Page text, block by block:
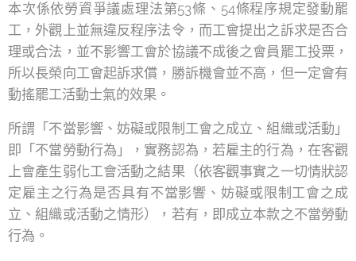
本次係依勞資爭議處理法第53條、54條程序規定發動罷
工，外觀上並無違反程序法令，而工會提出之訴求是否合
理或合法，並不影響工會於協議不成後之會員罷工投票，
所以長榮向工會起訴求償，勝訴機會並不高，但一定會有
動搖罷工活動士氣的效果。
所謂「不當影響、妨礙或限制工會之成立、組織或活動」
即「不當勞動行為」，實務認為，若雇主的行為，在客觀
上會產生弱化工會活動之結果（依客觀事實之一切情狀認
定雇主之行為是否具有不當影響、妨礙或限制工會之成
立、組織或活動之情形），若有，即成立本款之不當勞動
行為。